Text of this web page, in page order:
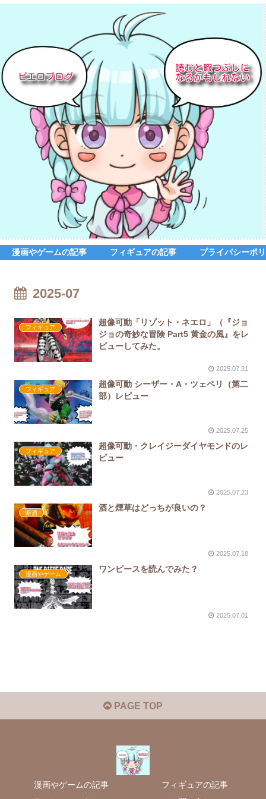
漫画やゲームの記事 フィギュアの記事 プライバシーポ
2025-07
フィギュア
超像可動「リゾット・ネエロ」（『ジョ
ジョの奇妙な冒険 Part5 黄金の風』をレ
ビューしてみた。
2025.07.31
フィギュア
超像可動 シーザー・A・ツェペリ（第二
部）レビュー
2025.07.25
フィギュア
超像可動・クレイジーダイヤモンドのレ
ビュー
2025.07.23
断酒
酒と煙草はどっちが良いの？
2025.07.18
漫画やゲーム
ワンピースを読んでみた？
2025.07.01
PAGE TOP
漫画やゲームの記事
フィギュアの記事